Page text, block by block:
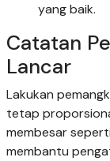
yang baik.
Catatan
Lancar
Lakukan
tetap
membesar
membantu